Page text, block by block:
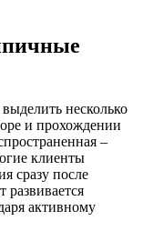
несколько
и прохождении
–
клиенты
сразу после
активному